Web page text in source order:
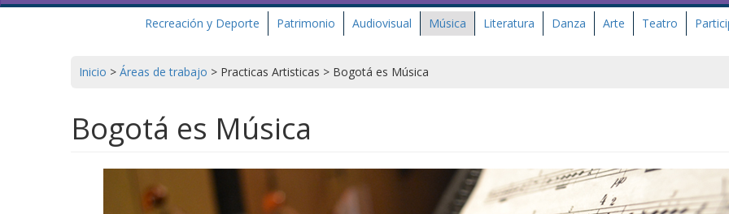
Recreación y Deporte Patrimonio Audiovisual Música Literatura Danza Arte Teatro
Inicio > Áreas de trabajo > Practicas Artisticas > Bogotá es Música
Bogotá es Música